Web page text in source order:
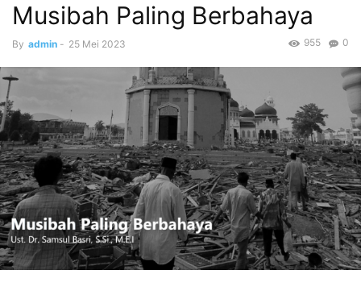
Musibah Paling Berbahaya
By admin - 25 Mei 2023 0
955